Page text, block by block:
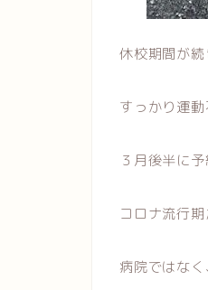
休校期間が続
すっかり運
３月後半に
コロナ流行
病院ではなく